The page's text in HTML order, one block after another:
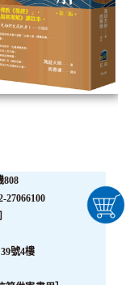
808
號4樓